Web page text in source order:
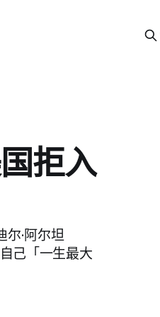
拒入
尔·阿尔坦
己「一生最大